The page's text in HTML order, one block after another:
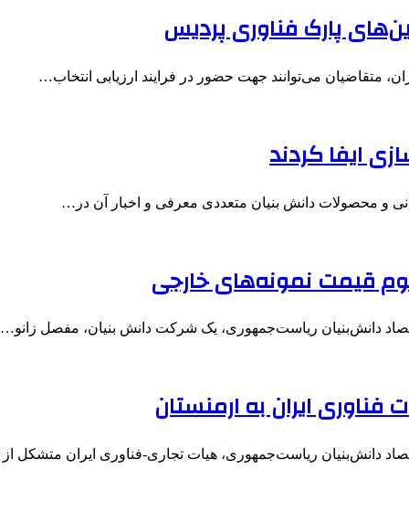
پارک فناوری پردیس
متقاضیان می‌توانند جهت حضور در فرایند ارزیابی انتخاب…
ایفا کردند
و محصولات دانش بنیان متعددی معرفی و اخبار آن در…
قیمت نمونه‌های خارجی
دانش‌بنیان ریاست‌جمهوری، یک شرکت دانش بنیان، مفصل زانو…
فناوری ایران به ارمنستان
دانش‌بنیان ریاست‌جمهوری، هیات تجاری-فناوری ایران متشکل از ۱۵…